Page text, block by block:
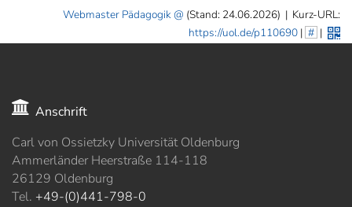
Webmaster Pädagogik (Stand: 24.06.2026) | Kurz-URL:
https://uol.de/p110690| # |
Anschrift
Carl von Ossietzky Universität Oldenburg
Ammerländer Heerstraße 114-118
26129 Oldenburg
Tel. +49-(0)441-798-0